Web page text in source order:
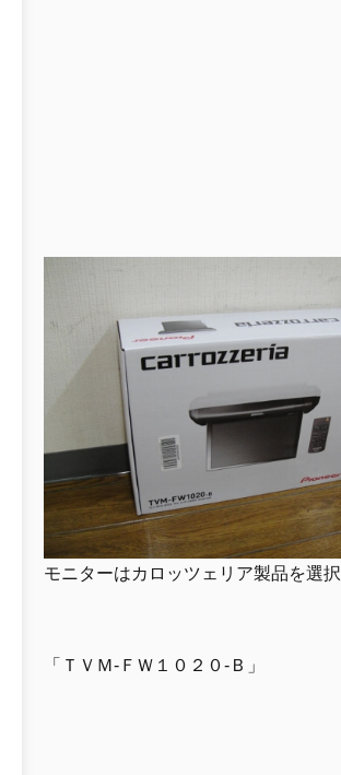
モニターはカロッツェリア製品を選択
「ＴＶＭ-ＦＷ１０２０-Ｂ」